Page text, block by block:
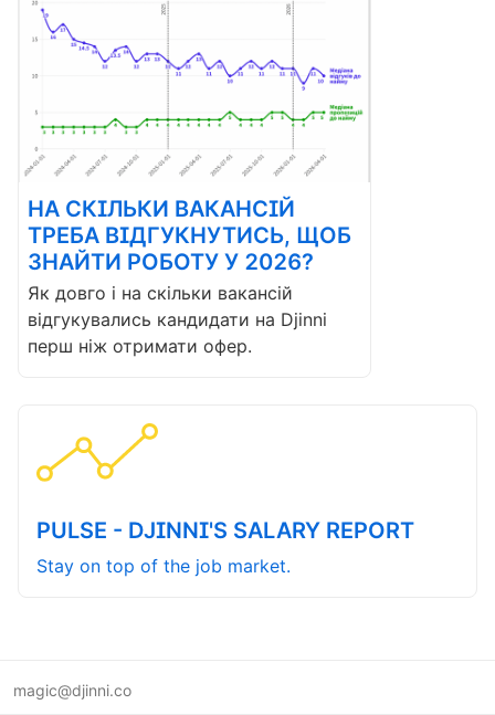
НА СКІЛЬКИ ВАКАНСІЙ
ТРЕБА ВІДГУКНУТИСЬ, ЩОБ
ЗНАЙТИ РОБОТУ У 2026?
Як довго і на скільки вакансій
відгукувались кандидати на Djinni
перш ніж отримати офер.
PULSE - DJINNI'S SALARY REPORT
Stay on top of the job market.
magic@djinni.co